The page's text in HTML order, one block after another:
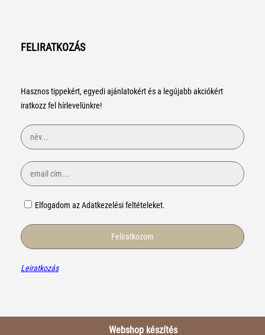
FELIRATKOZÁS
Hasznos tippekért, egyedi ajánlatokért és a legújabb akciókért
iratkozz fel hírlevelünkre!
Elfogadom az Adatkezelési feltételeket.
Leiratkozás
Webshop készítés